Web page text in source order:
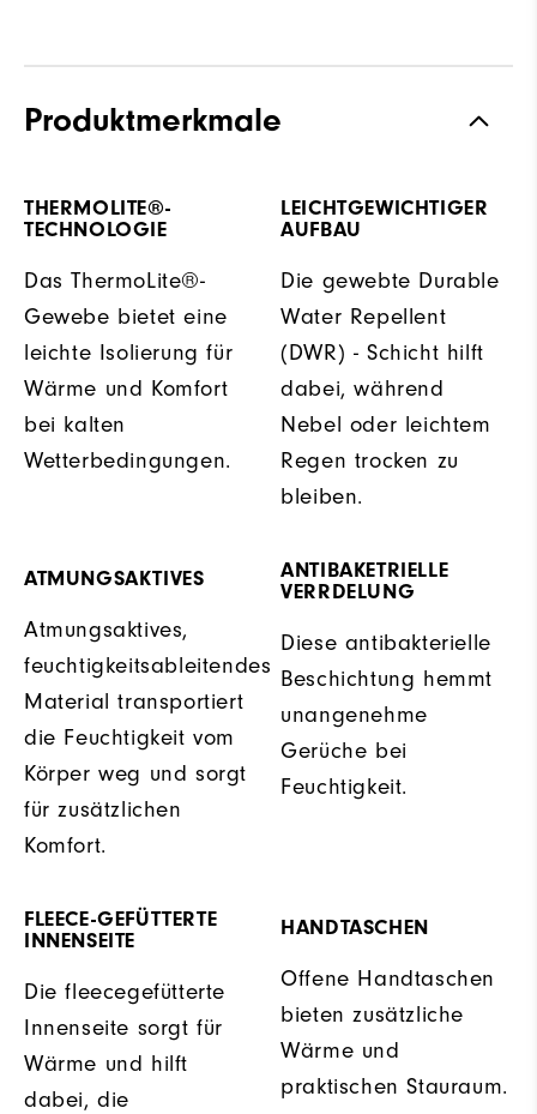
Produktmerkmale
THERMOLITE®-
TECHNOLOGIE
Das ThermoLite®-
Gewebe bietet eine
leichte Isolierung für
Wärme und Komfort
bei kalten
Wetterbedingungen.
LEICHTGEWICHTIGER
AUFBAU
Die gewebte Durable
Water Repellent
(DWR) - Schicht hilft
dabei, während
Nebel oder leichtem
Regen trocken zu
bleiben.
ATMUNGSAKTIVES
Atmungsaktives,
feuchtigkeitsableitendes
Material transportiert
die Feuchtigkeit vom
Körper weg und sorgt
für zusätzlichen
Komfort.
ANTIBAKETRIELLE
VERRDELUNG
Diese antibakterielle
Beschichtung hemmt
unangenehme
Gerüche bei
Feuchtigkeit.
FLEECE-GEFÜTTERTE
INNENSEITE
Die fleecegefütterte
Innenseite sorgt für
Wärme und hilft
dabei, die
HANDTASCHEN
Offene Handtaschen
bieten zusätzliche
Wärme und
praktischen Stauraum.